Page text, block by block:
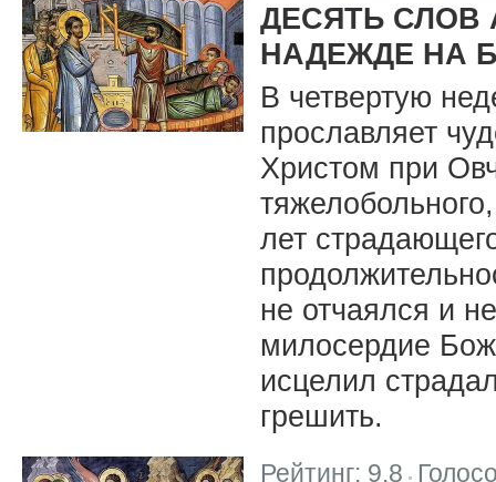
ДЕСЯТЬ СЛОВ
НАДЕЖДЕ НА
В четвертую
прославляет
Христом при
лет
не отчаялся и
милосердие
исцелил
грешить.
Рейтинг: 9.8